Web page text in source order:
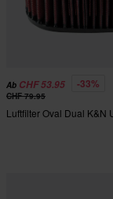
Ab CHF 53.95 -33%
CHF 79.95
Luftfilter Oval Dual K&N